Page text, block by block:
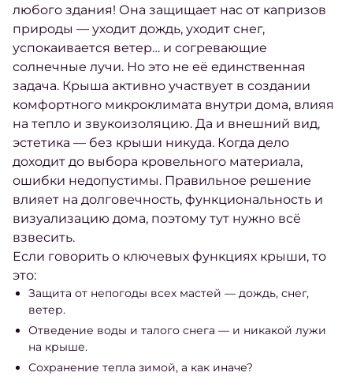
любого здания! Она защищает нас от капризов
природы — уходит дождь, уходит снег,
успокаивается ветер… и согревающие
солнечные лучи. Но это не её единственная
задача. Крыша активно участвует в создании
комфортного микроклимата внутри дома, влияя
на тепло и звукоизоляцию. Да и внешний вид,
эстетика — без крыши никуда. Когда дело
доходит до выбора кровельного материала,
ошибки недопустимы. Правильное решение
влияет на долговечность, функциональность и
визуализацию дома, поэтому тут нужно всё
взвесить.
Если говорить о ключевых функциях крыши, то
это:
Защита от непогоды всех мастей — дождь, снег,
ветер.
Отведение воды и талого снега — и никакой лужи
на крыше.
Сохранение тепла зимой, а как иначе?